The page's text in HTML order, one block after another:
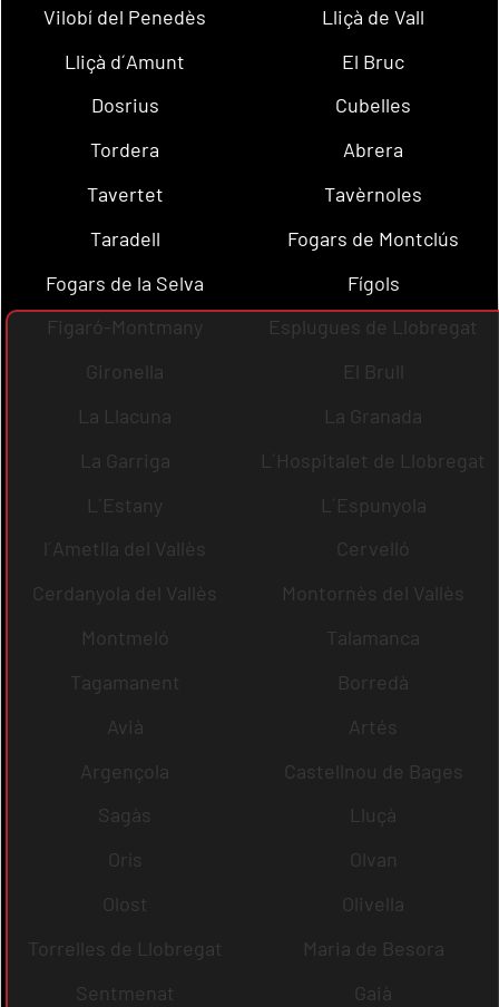
Vilobí del Penedès
Lliçà de Vall
Lliçà d´Amunt
El Bruc
Dosrius
Cubelles
Tordera
Abrera
Tavertet
Tavèrnoles
Taradell
Fogars de Montclús
Fogars de la Selva
Fígols
Figaró-Montmany
Esplugues de Llobregat
Gironella
El Brull
La Llacuna
La Granada
La Garriga
L´Hospitalet de Llobregat
L´Estany
L´Espunyola
l´Ametlla del Vallès
Cervelló
Cerdanyola del Vallès
Montornès del Vallès
Montmeló
Talamanca
Tagamanent
Borredà
Avià
Artés
Argençola
Castellnou de Bages
Sagàs
Lluçà
Orís
Olvan
Olost
Olivella
Torrelles de Llobregat
Maria de Besora
Sentmenat
Gaià